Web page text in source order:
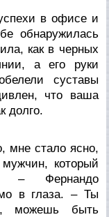
в офисе и
обнаружилась
как в черных
а его руки
суставы
что ваша
долго.
мне стало ясно,
который
– Фернандо
в глаза. – Ты
можешь быть